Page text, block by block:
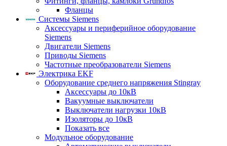
Фланцы
Системы Siemens
Аксессуары и периферийное оборудование
Siemens
Двигатели Siemens
Приводы Siemens
Частотные преобразователи Siemens
Электрика EKF
Оборудование среднего напряжения Stingray
Аксессуары до 10кВ
Вакуумные выключатели
Выключатели нагрузки 10кВ
Изоляторы до 10кВ
Показать все
Модульное оборудование